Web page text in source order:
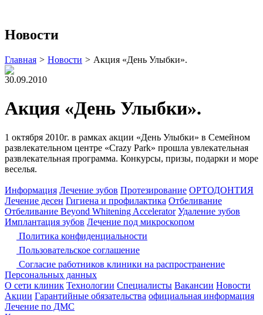
Новости
Главная > Новости > Акция «День Улыбки».
30.09.2010
Акция «День Улыбки».
1 октября 2010г. в рамках акции «День Улыбки» в Семейном
развлекательном центре «Crazy Park» прошла увлекательная
развлекательная программа. Конкурсы, призы, подарки и море
веселья.
Информация Лечение зубов Протезирование ОРТОДОНТИЯ
Лечение десен Гигиена и профилактика Отбеливание
Отбеливание Beyond Whitening Accelerator Удаление зубов
Имплантация зубов Лечение под микроскопом
Политика конфиденциальности
Пользовательское соглашение
Согласие работников клиники на распространение
Персональных данных
О сети клиник Технологии Специалисты Вакансии Новости
Акции Гарантийные обязательства официальная информация
Лечение по ДМС